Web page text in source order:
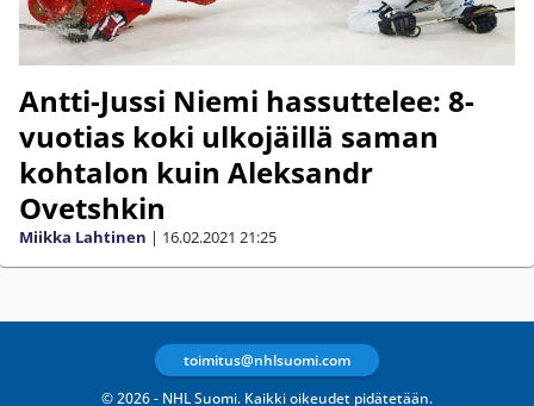
Antti-Jussi Niemi hassuttelee: 8-
vuotias koki ulkojäillä saman
kohtalon kuin Aleksandr
Ovetshkin
Miikka Lahtinen | 16.02.2021 21:25
© 2026 - NHL Suomi. Kaikki oikeudet pidätetään.
toimitus@nhlsuomi.com